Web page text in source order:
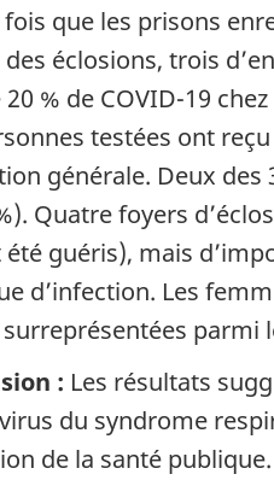
fois que les prisons
éclosions, trois
% de COVID-19
testées ont
générale. Deux
Quatre foyers
été guéris), mais
d’infection. Les
parmi
: Les résultats
du syndrome
de la santé